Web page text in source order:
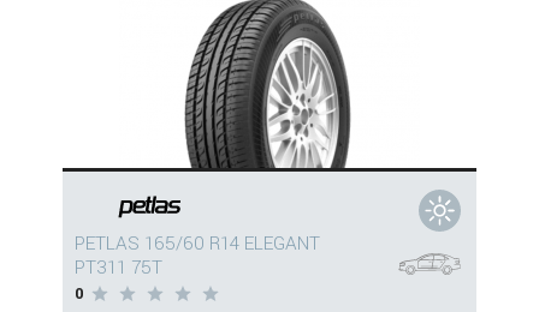
PETLAS 165/60 R14 ELEGANT
PT311 75T
0